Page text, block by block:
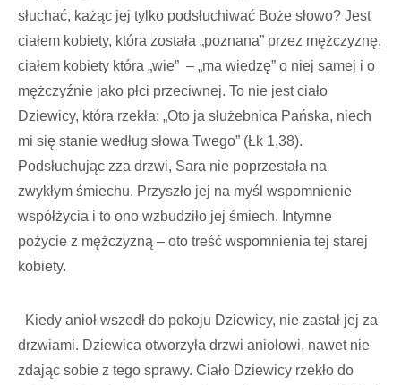
słuchać, każąc jej tylko podsłuchiwać Boże słowo? Jest
ciałem kobiety, która została „poznana” przez mężczyznę,
ciałem kobiety która „wie” – „ma wiedzę” o niej samej i o
mężczyźnie jako płci przeciwnej. To nie jest ciało
Dziewicy, która rzekła: „Oto ja służebnica Pańska, niech
mi się stanie według słowa Twego” (Łk 1,38).
Podsłuchując zza drzwi, Sara nie poprzestała na
zwykłym śmiechu. Przyszło jej na myśl wspomnienie
współżycia i to ono wzbudziło jej śmiech. Intymne
pożycie z mężczyzną – oto treść wspomnienia tej starej
kobiety.
Kiedy anioł wszedł do pokoju Dziewicy, nie zastał jej za
drzwiami. Dziewica otworzyła drzwi aniołowi, nawet nie
zdając sobie z tego sprawy. Ciało Dziewicy rzekło do